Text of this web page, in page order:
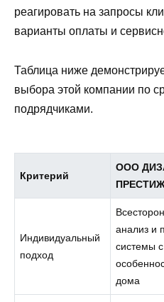
реагировать на запросы
варианты оплаты и
Таблица ниже
выбора этой компании по
подрядчиками.
Критерий
ООО
Индивидуальный
подход
анализ и
системы
дома